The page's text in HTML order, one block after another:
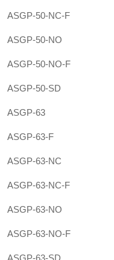
ASGP-50-NC-F
ASGP-50-NO
ASGP-50-NO-F
ASGP-50-SD
ASGP-63
ASGP-63-F
ASGP-63-NC
ASGP-63-NC-F
ASGP-63-NO
ASGP-63-NO-F
ASGP-63-SD